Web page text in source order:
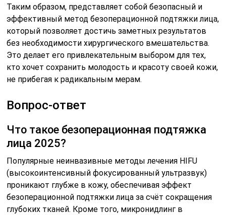
Таким образом, представляет собой безопасный и
эффективный метод безоперационной подтяжки лица,
который позволяет достичь заметных результатов
без необходимости хирургического вмешательства.
Это делает его привлекательным выбором для тех,
кто хочет сохранить молодость и красоту своей кожи,
не прибегая к радикальным мерам.
Вопрос-ответ
Что такое безоперационная подтяжка
лица 2025?
Популярные неинвазивные методы лечения HIFU
(высокоинтенсивный фокусированный ультразвук)
проникают глубже в кожу, обеспечивая эффект
безоперационной подтяжки лица за счёт сокращения
глубоких тканей. Кроме того, микронидлинг в